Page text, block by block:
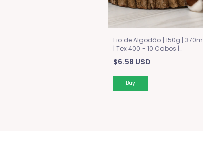
Fio de Algodão | 150g | 370m
| Tex 400 - 10 Cabos |
$6.58 USD